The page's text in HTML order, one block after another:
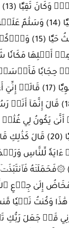
وَلَمۡ يَكُن جَبَّارًا عَصِيّٗا
يَمُوتُ وَيَوۡمَ
حِجَابٗا
فَتَمَثَّلَ لَهَا بَشَرٗا سَوِيّٗا
مِنكَ إِن كُنتَ تَقِيّٗا (18) قَالَ
(19) قَالَتۡ أَنَّىٰ
بَشَرٞ وَلَمۡ أَكُ بَغِيّٗا (20)
لِّلنَّاسِ
أَمۡرٗا مَّقۡضِيّٗا (21) ۞فَحَمَلَتۡهُ
إِلَىٰ جِذۡعِ